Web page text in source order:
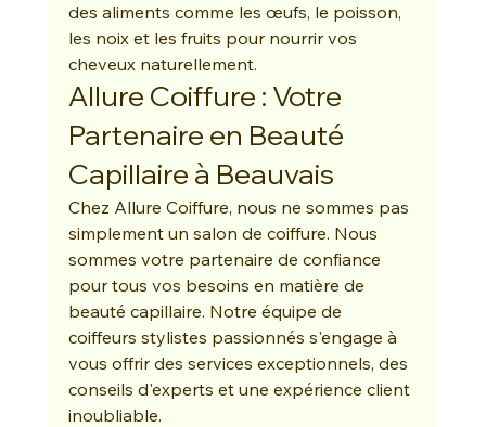
des aliments comme les œufs, le poisson,
les noix et les fruits pour nourrir vos
cheveux naturellement.
Allure Coiffure : Votre
Partenaire en Beauté
Capillaire à Beauvais
Chez Allure Coiffure, nous ne sommes pas
simplement un salon de coiffure. Nous
sommes votre partenaire de confiance
pour tous vos besoins en matière de
beauté capillaire. Notre équipe de
coiffeurs stylistes passionnés s'engage à
vous offrir des services exceptionnels, des
conseils d'experts et une expérience client
inoubliable.